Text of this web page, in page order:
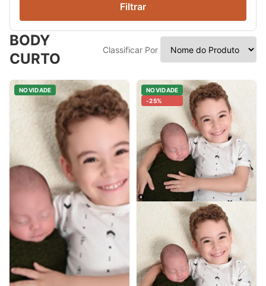
Filtrar
BODY
CURTO
Classificar Por
NOVIDADE
NOVIDADE
-25%